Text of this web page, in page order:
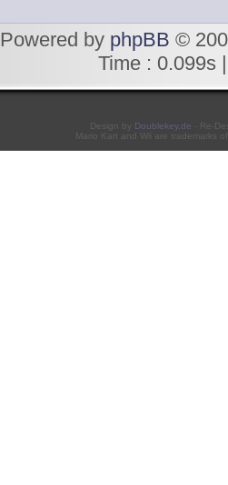
Powered by phpBB ©
Time : 0.099s
Design by Doublekey.de - Re-
Mario Kart and Wii are trademarks